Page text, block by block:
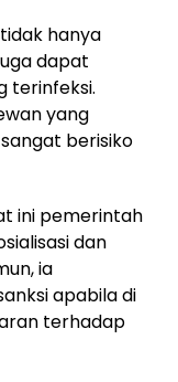
hanya
dapat
terinfeksi.
yang
berisiko
ini pemerintah
dan
ia
apabila di
terhadap